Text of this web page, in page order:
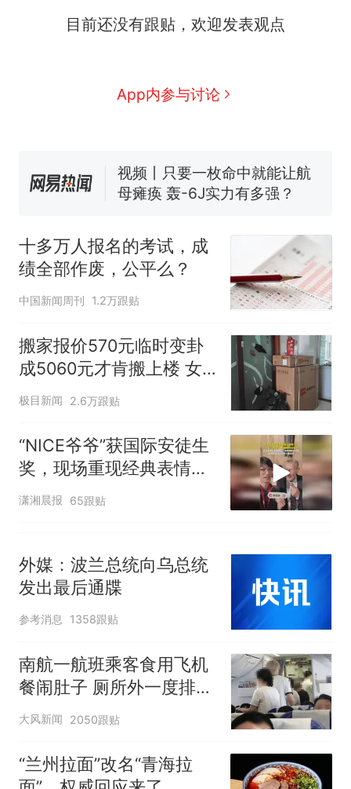
目前还没有跟贴，欢迎发表观点
App内参与讨论
全部作废，公平么？
眼了……
空调24小时开着反而更省电？
电力部门回应
已叫停招聘，成立调查组全面
核查
视频丨只要一枚命中就能让航
母瘫痪 轰-6J实力有多强？
搜，网友：天塌了！
热
十多万人报名的考试，成绩
全部作废，公平么？
十多万人报名的考试，成
绩全部作废，公平么？
中国新闻周刊 1.2万跟贴
搬家报价570元临时变卦
成5060元才肯搬上楼 女
子傻眼
极目新闻 2.6万跟贴
“NICE爷爷”获国际安徒生
奖，现场重现经典表情
包，向中国粉丝问好
潇湘晨报 65跟贴
外媒：波兰总统向乌总统
发出最后通牒
参考消息 1358跟贴
南航一航班乘客食用飞机
餐闹肚子 厕所外一度排长
队
大风新闻 2050跟贴
“兰州拉面”改名“青海拉